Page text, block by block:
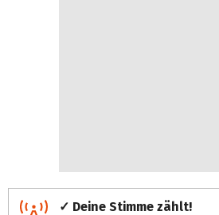
✓ Deine Stimme zählt!